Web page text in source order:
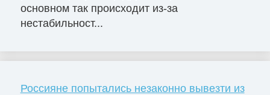
основном так происходит из-за
нестабильност...
Россияне попытались незаконно вывезти из